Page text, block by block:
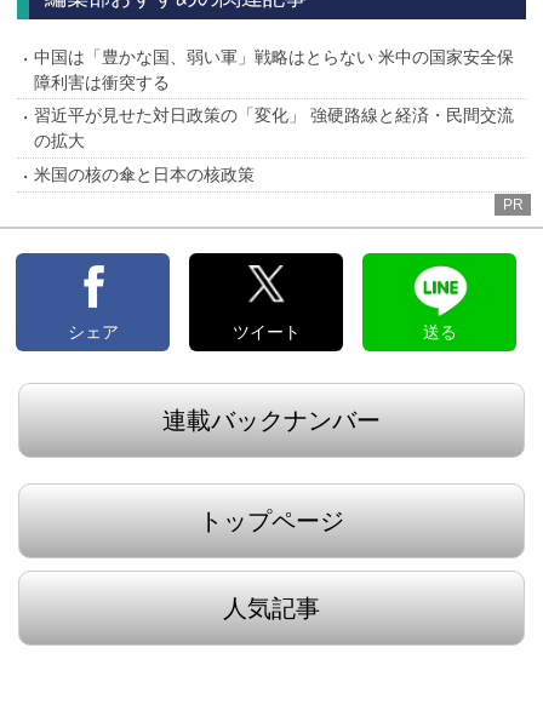
中国は「豊かな国、弱い軍」戦略はとらない 米中の国家安全保
障利害は衝突する
習近平が見せた対日政策の「変化」 強硬路線と経済・民間交流
の拡大
米国の核の傘と日本の核政策
PR
シェア ツイート 送る
連載バックナンバー
トップページ
人気記事